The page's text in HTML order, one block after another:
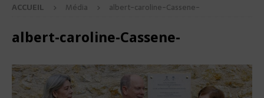
ACCUEIL Média albert-caroline-Cassene-
albert-caroline-Cassene-